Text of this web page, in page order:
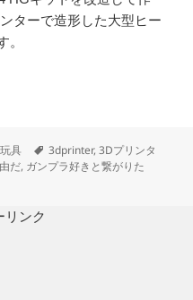
ターで造形した大型ヒー
。
06F ガルマ・ザビ専用ザク製
玩具
タ
グ
3dprinter,3Dプリンタ
だ, ガンプラ好きと繋がりた
ザビ専用ザク製作日誌（11日目）
リンク